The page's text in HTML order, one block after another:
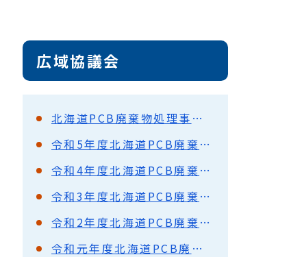
広域協議会
北海道PCB廃棄物処理事業に係る広域協議会（第54回）開催概要
令和5年度北海道PCB廃棄物処理事業に係る広域協議会開催概要
令和4年度北海道PCB廃棄物処理事業に係る広域協議会開催概要
令和3年度北海道PCB廃棄物処理事業に係る広域協議会開催概要
令和2年度北海道PCB廃棄物処理事業に係る広域協議会開催概要
令和元年度北海道PCB廃棄物処理事業に係る広域協議会開催概要